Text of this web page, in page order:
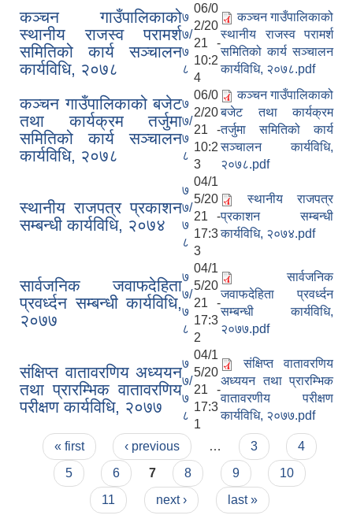
कञ्चन गाउँपालिकाको
स्थानीय राजस्व परामर्श
समितिको कार्य सञ्चालन
कार्यविधि, २०७८
७
७/
७
८
06/0
2/20
21 -
10:2
4
कञ्चन गाउँपालिकाको
स्थानीय राजस्व परामर्श
समितिको कार्य सञ्चालन
कार्यविधि, २०७८.pdf
कञ्चन गाउँपालिकाको बजेट
तथा कार्यक्रम तर्जुमा
समितिको कार्य सञ्चालन
कार्यविधि, २०७८
७
७/
७
८
06/0
2/20
21 -
10:2
3
कञ्चन गाउँपालिकाको
बजेट तथा कार्यक्रम
तर्जुमा समितिको कार्य
सञ्चालन कार्यविधि,
२०७८.pdf
स्थानीय राजपत्र प्रकाशन
सम्बन्धी कार्यविधि, २०७४
७
७/
७
८
04/1
5/20
21 -
17:3
3
स्थानीय राजपत्र
प्रकाशन सम्बन्धी
कार्यविधि, २०७४.pdf
सार्वजनिक जवाफदेहिता
प्रवर्ध्दन सम्बन्धी कार्यविधि,
२०७७
७
७/
७
८
04/1
5/20
21 -
17:3
2
सार्वजनिक
जवाफदेहिता प्रवर्ध्दन
सम्बन्धी कार्यविधि,
२०७७.pdf
संक्षिप्त वातावरणिय अध्ययन
तथा प्रारम्भिक वातावरणिय
परीक्षण कार्यविधि, २०७७
७
७/
७
८
04/1
5/20
21 -
17:3
1
संक्षिप्त वातावरणिय
अध्ययन तथा प्रारम्भिक
वातावरणीय परीक्षण
कार्यविधि, २०७७.pdf
Pages
« first ‹ previous … 3
4
5
6 7 8 9
10
11
next › last »